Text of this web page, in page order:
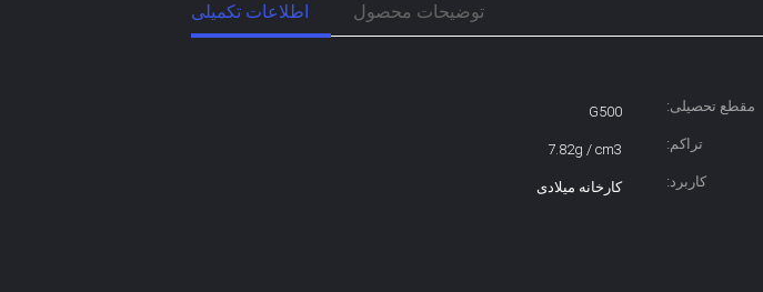
اطلاعات تکمیلی توضیحات محصول
مقطع تحصیلی:
G500
تراکم:
7.82g / cm3
کاربرد:
کارخانه میلادی